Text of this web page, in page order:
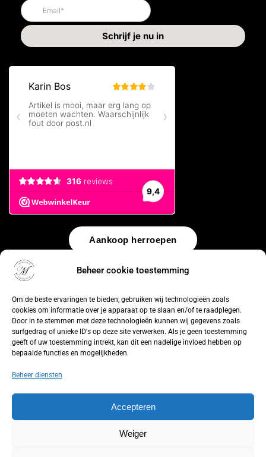
Beheer cookie toestemming
Om de beste ervaringen te bieden, gebruiken wij technologieën zoals
cookies om informatie over je apparaat op te slaan en/of te raadplegen.
Door in te stemmen met deze technologieën kunnen wij gegevens zoals
surfgedrag of unieke ID's op deze site verwerken. Als je geen toestemming
geeft of uw toestemming intrekt, kan dit een nadelige invloed hebben op
bepaalde functies en mogelijkheden.
Beheer diensten
Accepteren
Weiger
Aankoop herroepen
© 2026 by WebUnlimited–Algemene voorwaarden